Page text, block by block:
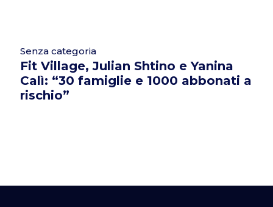
Senza categoria
Fit Village, Julian Shtino e Yanina
Calì: “30 famiglie e 1000 abbonati a
rischio”